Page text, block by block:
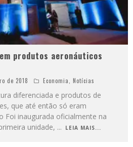
produtos aeronáuticos
de 2018 Economia, Notícias
diferenciada e produtos de
que até então só eram
Foi inaugurada oficialmente na
unidade, ... LEIA MAIS...